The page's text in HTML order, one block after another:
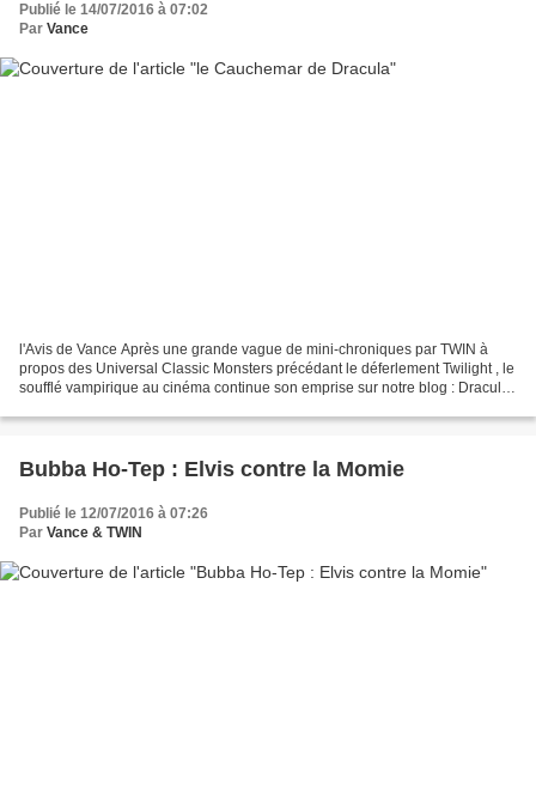
Publié le 14/07/2016 à 07:02
Par Vance
l'Avis de Vance Après une grande vague de mini-chroniques par TWIN à
propos des Universal Classic Monsters précédant le déferlement Twilight , le
soufflé vampirique au cinéma continue son emprise sur notre blog : Dracula
Bubba Ho-Tep : Elvis contre la Momie
Publié le 12/07/2016 à 07:26
Par Vance & TWIN